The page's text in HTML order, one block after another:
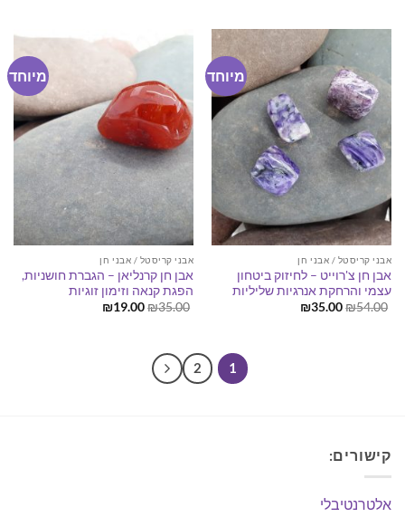
מיוחד
אבני קריסטל / אבני חן
אבן חן צ'רוייט – לחיזוק ביטחון
עצמי והרחקת אנרגיות שליליות
₪54.00
המחיר₪35.00
המחיר
מיוחד
אבני קריסטל / אבני חן
אבן חן קרנליאן – הגברת חושניות,
הפגת קנאה וזימון זוגיות
₪35.00
המחיר₪19.00
המחיר
1
2
קישורים:
אלטרנטיבלי